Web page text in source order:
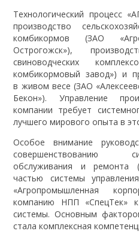
Технологический процесс
производство
комбикормов (ЗАО
Острогожск»),
свиноводческих
комбикормовый завод») и
в живом весе (ЗАО
Бекон»). Управление
компании требует
лучшего мирового опыта в
Особое внимание
совершенствованию
обслуживания и ремонта
частью системы
«Агропромышленная
компанию НПП «СпецТек»
системы. Основным
стала комплексная